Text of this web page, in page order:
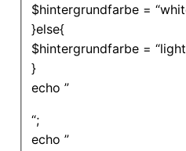
$hintergrundfarbe =
}else{
$hintergrundfarbe =
}
echo ”
“;
echo ”